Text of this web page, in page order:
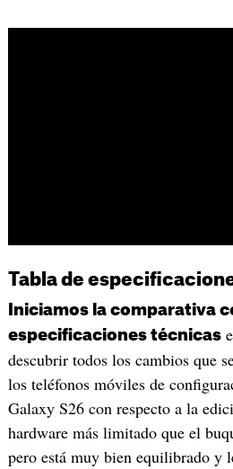
Tabla de
Iniciamos la comparativa
especificaciones técnicas
descubrir todos los cambios que
los teléfonos móviles de
Galaxy S26 con respecto a la
hardware más limitado que el
pero está muy bien equilibrado y